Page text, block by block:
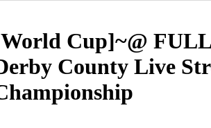
Cup]~@
County Live